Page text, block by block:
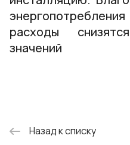
расходы
значений
Назад к списку